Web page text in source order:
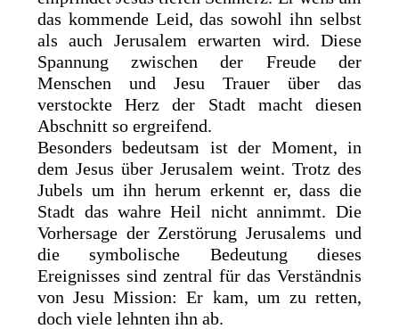
das kommende Leid, das sowohl ihn selbst
als auch Jerusalem erwarten wird. Diese
Spannung zwischen der Freude der
Menschen und Jesu Trauer über das
verstockte Herz der Stadt macht diesen
Abschnitt so ergreifend.
Besonders bedeutsam ist der Moment, in
dem Jesus über Jerusalem weint. Trotz des
Jubels um ihn herum erkennt er, dass die
Stadt das wahre Heil nicht annimmt. Die
Vorhersage der Zerstörung Jerusalems und
die symbolische Bedeutung dieses
Ereignisses sind zentral für das Verständnis
von Jesu Mission: Er kam, um zu retten,
doch viele lehnten ihn ab.